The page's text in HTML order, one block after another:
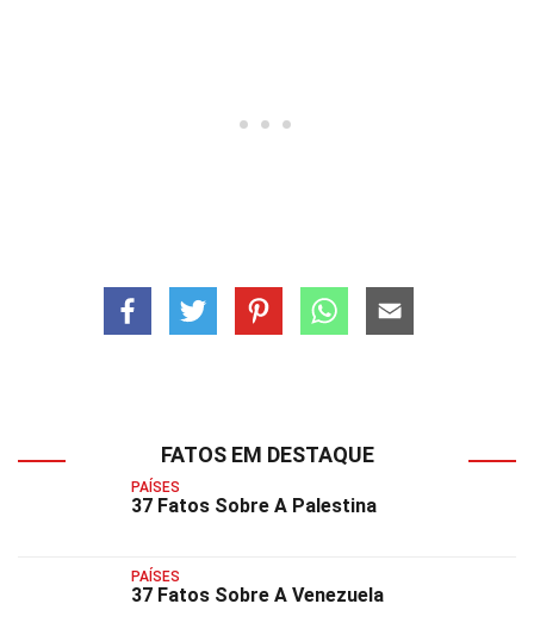
FATOS EM DESTAQUE
PAÍSES
37 Fatos Sobre A Palestina
PAÍSES
37 Fatos Sobre A Venezuela